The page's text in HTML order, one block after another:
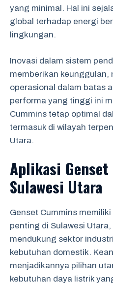
yang minimal. Hal ini
global terhadap energi
lingkungan.
Inovasi dalam sistem
memberikan keunggulan,
operasional dalam batas
performa yang tinggi ini
Cummins tetap optimal
termasuk di wilayah
Utara.
Aplikasi
Sulawesi Utara
Genset Cummins
penting di Sulawesi
mendukung sektor
kebutuhan domestik.
menjadikannya pilihan
kebutuhan daya listrik